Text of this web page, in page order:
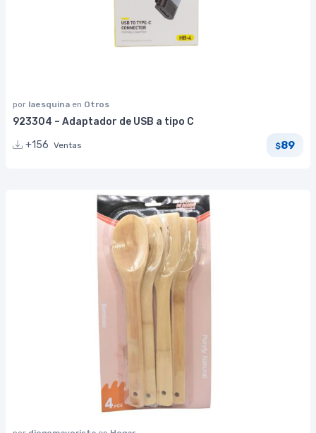
por laesquina en Otros
923304 – Adaptador de USB a tipo C
+156 Ventas $89